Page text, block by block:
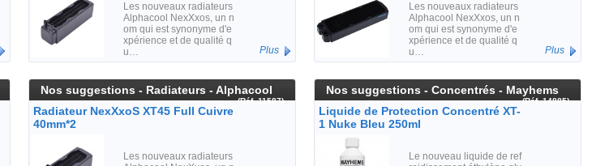
Les nouveaux radiateurs
Alphacool NexXxos, un n
om qui est synonyme d'e
xpérience et de qualité q
u…
Plus
Les nouveaux radiateurs
Alphacool NexXxos, un n
om qui est synonyme d'e
xpérience et de qualité q
u…
Plus
Nos suggestions - Radiateurs - Alphacool
(Réf. 11587)
Radiateur NexXxoS XT45 Full Cuivre
40mm*2
Les nouveaux radiateurs
Nos suggestions - Concentrés - Mayhems
(Réf. 14885)
Liquide de Protection Concentré XT-
1 Nuke Bleu 250ml
Le nouveau liquide de ref